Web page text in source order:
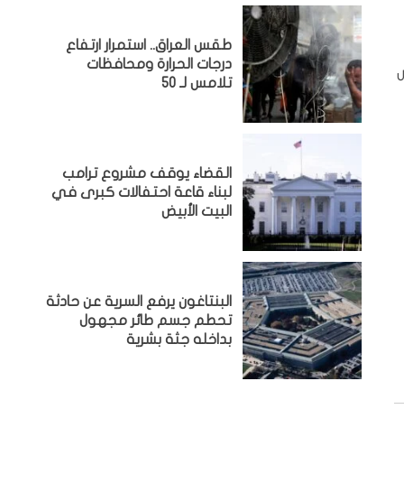
طقس العراق.. استمرار ارتفاع
درجات الحرارة ومحافظات
تلامس لـ 50
القضاء يوقف مشروع ترامب
لبناء قاعة احتفالات كبرى في
البيت الأبيض
البنتاغون يرفع السرية عن حادثة
تحطم جسم طائر مجهول
بداخله جثة بشرية